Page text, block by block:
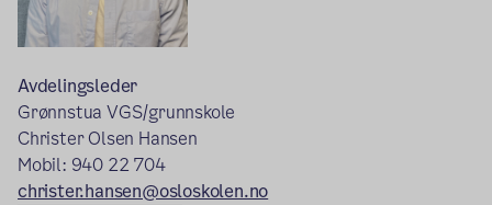
Avdelingsleder
Grønnstua VGS/grunnskole
Christer Olsen Hansen
Mobil: 940 22 704
christer.hansen@osloskolen.no